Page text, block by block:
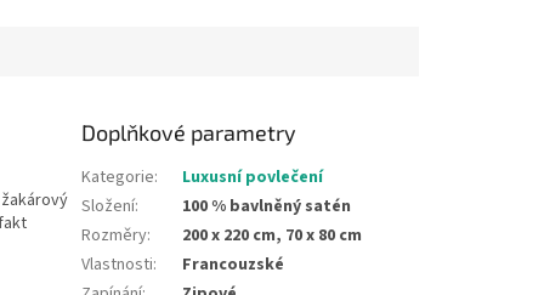
Doplňkové parametry
Kategorie:
Luxusní povlečení
Složení:
100 % bavlněný satén
Rozměry:
200 x 220 cm, 70 x 80 cm
Vlastnosti:
Francouzské